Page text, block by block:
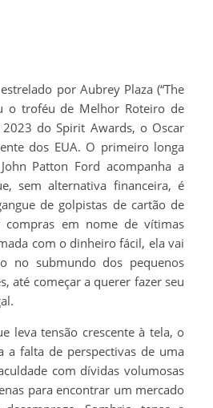
por Aubrey Plaza (“The
o troféu de Melhor Roteiro de
do Spirit Awards, o Oscar
dos EUA. O primeiro longa
Patton Ford acompanha a
sem alternativa financeira, é
de golpistas de cartão de
compras em nome de vítimas
com o dinheiro fácil, ela vai
no submundo dos pequenos
até começar a querer fazer seu
leva tensão crescente à tela, o
a falta de perspectivas de uma
com dívidas volumosas
para encontrar um mercado